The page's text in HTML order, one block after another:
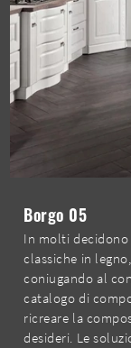
Borgo 05
In molti
classiche in
coniugando al
catalogo di
ricreare la
desideri. Le